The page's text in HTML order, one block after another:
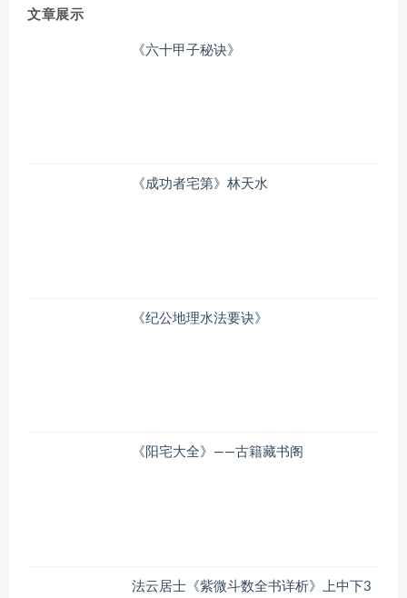
文章展示
《六十甲子秘诀》
《成功者宅第》林天水
《纪公地理水法要诀》
《阳宅大全》——古籍藏书阁
法云居士《紫微斗数全书详析》上中下3